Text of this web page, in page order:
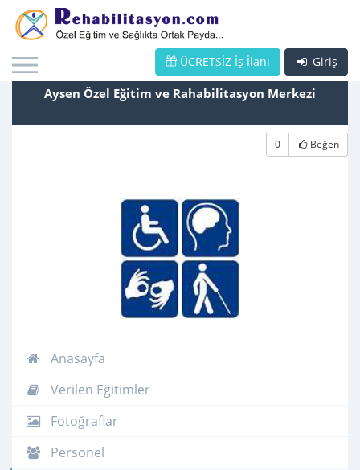
Giriş
ÜCRETSİZ İş İlanı
Aysen Özel Eğitim ve Rahabilitasyon Merkezi
0 Beğen
Anasayfa
Verilen Eğitimler
Fotoğraflar
Personel